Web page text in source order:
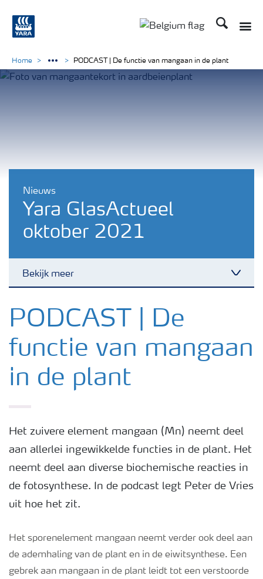
Zoek op
Nieuws
Yara GlasActueel
oktober 2021
Bekijk meer
Nieuwsbrieven
Gewassen
Meststoffen
Podcasts
Webinars
Home PODCAST | De functie van mangaan in de plant
PODCAST | De
functie van mangaan
in de plant
Het zuivere element mangaan (Mn) neemt deel
aan allerlei ingewikkelde functies in de plant. Het
neemt deel aan diverse biochemische reacties in
de fotosynthese. In de podcast legt Peter de Vries
uit hoe het zit.
Het sporenelement mangaan neemt verder ook deel aan
de ademhaling van de plant en in de eiwitsynthese. Een
gebrek aan mangaan in de plant leidt tot een verstoorde